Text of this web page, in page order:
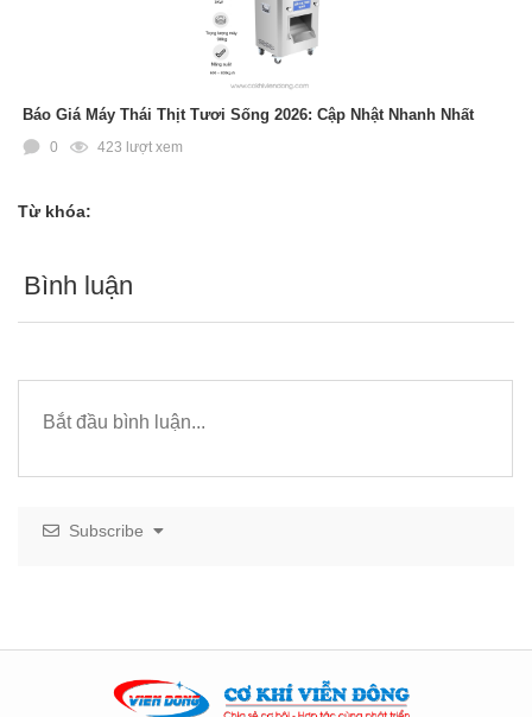
Báo Giá Máy Thái Thịt Tươi Sống 2026: Cập Nhật Nhanh Nhất
0 423 lượt xem
Từ khóa:
Bình luận
Subscribe